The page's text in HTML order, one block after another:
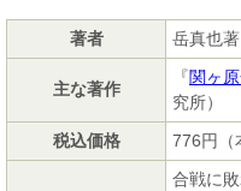
著者 岳真也著
主な著作
『関ヶ
究所）
税込価格
776円（
合戦に